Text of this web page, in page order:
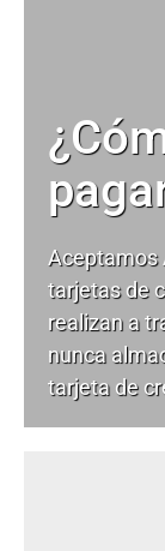
Aceptamos
tarjetas de
realizan a
nunca
tarjeta de